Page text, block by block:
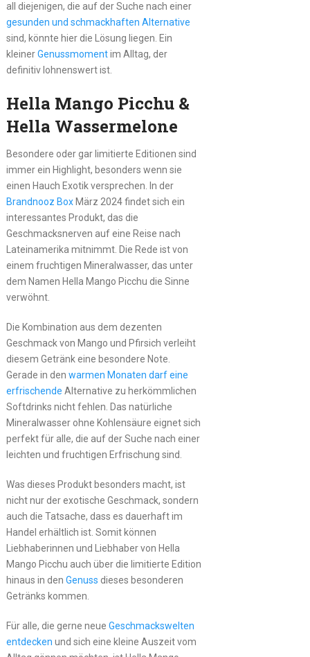
all diejenigen, die auf der Suche nach einer
gesunden und schmackhaften Alternative
sind, könnte hier die Lösung liegen. Ein
kleinerGenussmomentim Alltag, der
definitiv lohnenswert ist.
Hella Mango Picchu &
Hella Wassermelone
Besondere oder gar limitierte Editionen sind
immer ein Highlight, besonders wenn sie
einen Hauch Exotik versprechen. In der
Brandnooz BoxMärz 2024 findet sich ein
interessantes Produkt, das die
Geschmacksnerven auf eine Reise nach
Lateinamerika mitnimmt. Die Rede ist von
einem fruchtigen Mineralwasser, das unter
dem Namen Hella Mango Picchu die Sinne
verwöhnt.
Die Kombination aus dem dezenten
Geschmack von Mango und Pfirsich verleiht
diesem Getränk eine besondere Note.
Gerade in den warmen Monaten darf eine
erfrischende Alternative zu herkömmlichen
Softdrinks nicht fehlen. Das natürliche
Mineralwasser ohne Kohlensäure eignet sich
perfekt für alle, die auf der Suche nach einer
leichten und fruchtigen Erfrischung sind.
Was dieses Produkt besonders macht, ist
nicht nur der exotische Geschmack, sondern
auch die Tatsache, dass es dauerhaft im
Handel erhältlich ist. Somit können
Liebhaberinnen und Liebhaber von Hella
Mango Picchu auch über die limitierte Edition
hinaus in den Genuss dieses besonderen
Getränks kommen.
Für alle, die gerne neue Geschmackswelten
entdecken und sich eine kleine Auszeit vom